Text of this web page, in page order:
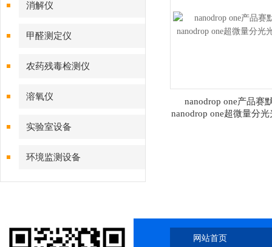
消解仪
甲醛测定仪
农药残毒检测仪
溶氧仪
实验室设备
环境监测设备
nanodrop one产品赛
nanodrop one超微量分
网站首页